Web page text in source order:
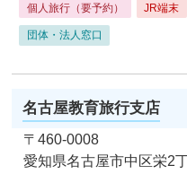
個人旅行（要予約） JR端末
団体・法人窓口
名古屋教育旅行支店
〒460-0008
愛知県名古屋市中区栄2